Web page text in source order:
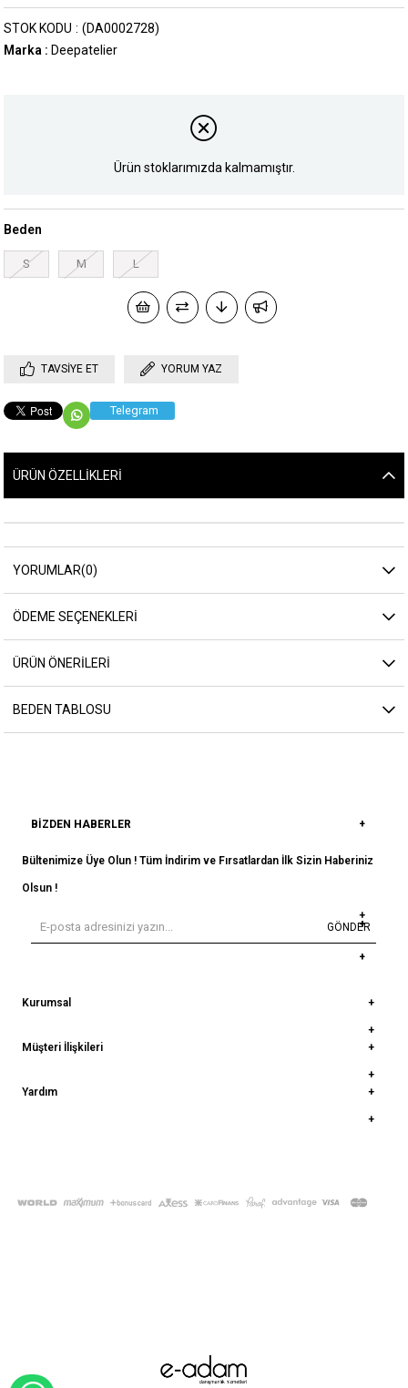
(DA0002728)
STOK KODU
Marka : Deepatelier
Ürün stoklarımızda kalmamıştır.
Beden
S M L
TAVSIYE ET YORUM YAZ
Telegram
ÜRÜN ÖZELLIKLERI
YORUMLAR(0)
ÖDEME SEÇENEKLERI
ÜRÜN ÖNERILERI
BEDEN TABLOSU
BIZDEN HABERLER
Bültenimize Üye Olun ! Tüm İndirim ve Fırsatlardan İlk Sizin Haberiniz
Olsun !
GÖNDER
Kurumsal
Müşteri İlişkileri
Yardım